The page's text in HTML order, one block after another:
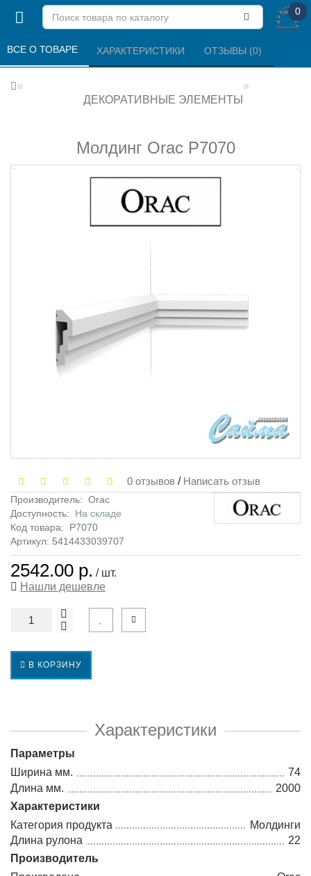
0
ДЕКОРАТИВНЫЕ ЭЛЕМЕНТЫ
Молдинг Orac P7070
ВСЕ О ТОВАРЕ ХАРАКТЕРИСТИКИ ОТЗЫВЫ (0)
0 отзывов / Написать отзыв
Производитель: Orac
Доступность: На складе
Код товара:
P7070
Артикул: 5414433039707
2542.00 р. / шт.
Нашли дешевле
В КОРЗИНУ
Характеристики
Параметры
Ширина мм.
74
Длина мм.
2000
Характеристики
Категория продукта
Молдинги
Длина рулона
22
Производитель